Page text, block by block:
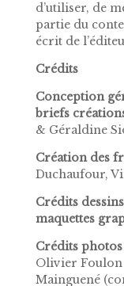
d’utiliser, de
partie du
écrit de
Crédits
Conception
briefs
& Géraldine
Création des
Duchaufour,
Crédits
maquettes
Crédits photos
Olivier Foulon
Mainguené